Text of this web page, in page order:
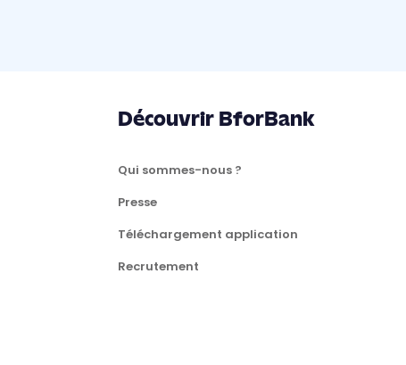
Découvrir BforBank
Qui sommes-nous ?
Presse
Téléchargement application
Recrutement